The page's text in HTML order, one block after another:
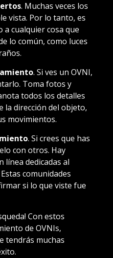
. Muchas veces los
vista. Por lo tanto, es
cualquier cosa que
lo común, como luces
. Si ves un OVNI,
Toma fotos y
todos los detalles
la dirección del objeto,
movimientos.
. Si crees que has
con otros. Hay
línea dedicadas al
comunidades
si lo que viste fue
Con estos
de OVNIs,
tendrás muchas